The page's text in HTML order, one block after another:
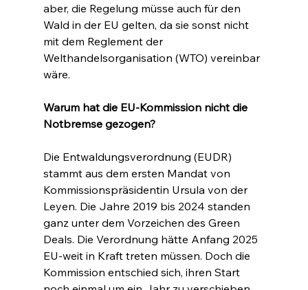
aber, die Regelung müsse auch für den
Wald in der EU gelten, da sie sonst nicht
mit dem Reglement der
Welthandelsorganisation (WTO) vereinbar
wäre.
Warum hat die EU-Kommission nicht die
Notbremse gezogen?
Die Entwaldungsverordnung (EUDR)
stammt aus dem ersten Mandat von
Kommissionspräsidentin Ursula von der
Leyen. Die Jahre 2019 bis 2024 standen
ganz unter dem Vorzeichen des Green
Deals. Die Verordnung hätte Anfang 2025
EU-weit in Kraft treten müssen. Doch die
Kommission entschied sich, ihren Start